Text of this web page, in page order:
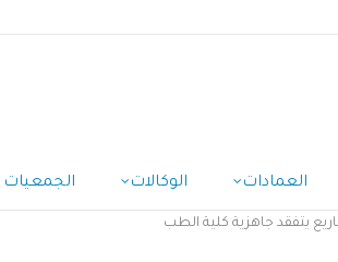
العمادات الوكالات الجمعيات
يتفقد جاهزية كلية الطب